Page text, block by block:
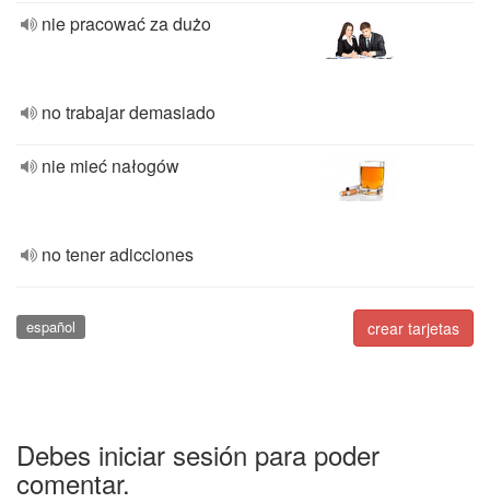
nie pracować za dużo
no trabajar demasiado
nie mieć nałogów
no tener adicciones
crear tarjetas
español
Debes iniciar sesión para poder
comentar.